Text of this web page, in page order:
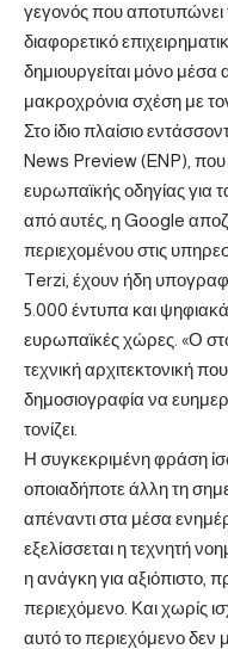
γεγονός που αποτυπώνει
διαφορετικό
δημιουργείται μόνο
μακροχρόνια σχέση με
Στο ίδιο πλαίσιο
News Preview (ENP), που
ευρωπαϊκής οδηγίας για
από αυτές, η Google
περιεχομένου στις
Terzi, έχουν ήδη
5.000 έντυπα και
ευρωπαϊκές χώρες. «Ο
τεχνική αρχιτεκτονική
δημοσιογραφία να
τονίζει.
Η συγκεκριμένη φράση
οποιαδήποτε άλλη τη
απέναντι στα μέσα
εξελίσσεται η τεχνητή
η ανάγκη για αξιόπιστο,
περιεχόμενο. Και χωρίς
αυτό το περιεχόμενο δεν